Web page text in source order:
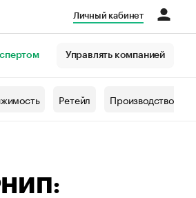
Личный кабинет
Управлять компанией
Ретейл Производство